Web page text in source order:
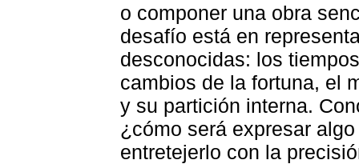
o componer una obra
desafío está en
desconocidas: los
cambios de la fortuna, el
y su partición interna.
¿cómo será expresar
entretejerlo con la